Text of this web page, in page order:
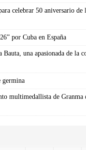
celebrar 50 aniversario de
por Cuba en España
Bauta, una apasionada de la
germina
multimedallista de Granma